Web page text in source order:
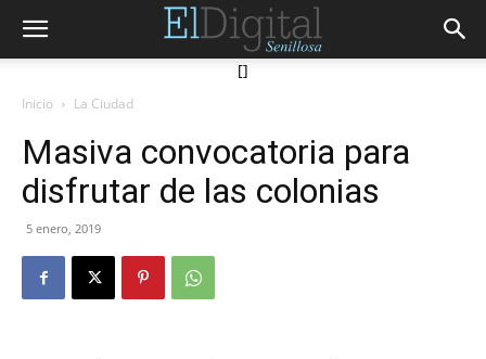
[]
Inicio La Ciudad
Masiva convocatoria para
disfrutar de las colonias
5 enero, 2019